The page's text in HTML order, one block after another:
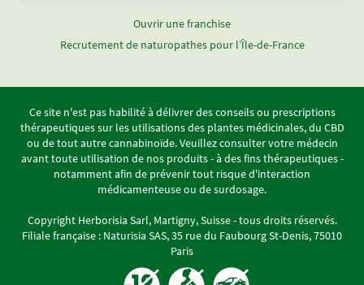
Ouvrir une franchise
Recrutement de naturopathes pour l’Île-de-France
Ce site n'est pas habilité à délivrer des conseils ou prescriptions
thérapeutiques sur les utilisations des plantes médicinales, du CBD
ou de tout autre cannabinoïde. Veuillez consulter votre médecin
avant toute utilisation de nos produits - à des fins thérapeutiques -
notamment afin de prévenir tout risque d'interaction
médicamenteuse ou de surdosage.
Copyright Herborisia Sarl, Martigny, Suisse - tous droits réservés.
Filiale française : Naturisia SAS, 35 rue du Faubourg St-Denis, 75010
Paris